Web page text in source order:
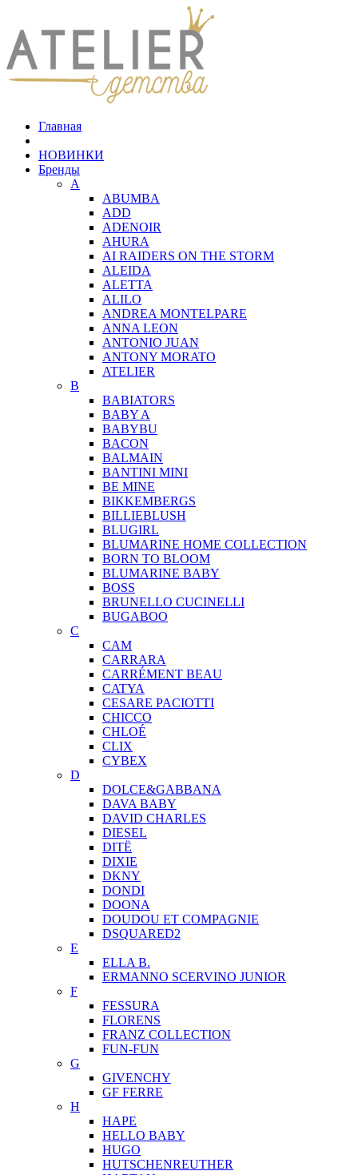
Главная
НОВИНКИ
Бренды
A
ABUMBA
ADD
ADENOIR
AHURA
AI RAIDERS ON THE STORM
ALEIDA
ALETTA
ALILO
ANDREA MONTELPARE
ANNA LEON
ANTONIO JUAN
ANTONY MORATO
ATELIER
B
BABIATORS
BABY A
BABYBU
BACON
BALMAIN
BANTINI MINI
BE MINE
BIKKEMBERGS
BILLIEBLUSH
BLUGIRL
BLUMARINE HOME COLLECTION
BORN TO BLOOM
BLUMARINE BABY
BOSS
BRUNELLO CUCINELLI
BUGABOO
C
CAM
CARRARA
CARRÉMENT BEAU
CATYA
CESARE PACIOTTI
CHICCO
CHLOÉ
CLIX
CYBEX
D
DOLCE&GABBANA
DAVA BABY
DAVID CHARLES
DIESEL
DITЁ
DIXIE
DKNY
DONDI
DOONA
DOUDOU ET COMPAGNIE
DSQUARED2
E
ELLA B.
ERMANNO SCERVINO JUNIOR
F
FESSURA
FLORENS
FRANZ COLLECTION
FUN-FUN
G
GIVENCHY
GF FERRE
H
HAPE
HELLO BABY
HUGO
HUTSCHENREUTHER